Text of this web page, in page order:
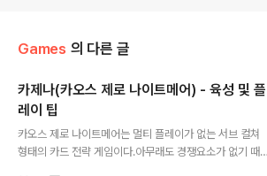
Games 의 다른 글
카제나(카오스 제로 나이트메어) - 육성 및 플
레이 팁
카오스 제로 나이트메어는 멀티 플레이가 없는 서브 컬쳐
형태의 카드 전략 게임이다.아무래도 경쟁요소가 없기 때